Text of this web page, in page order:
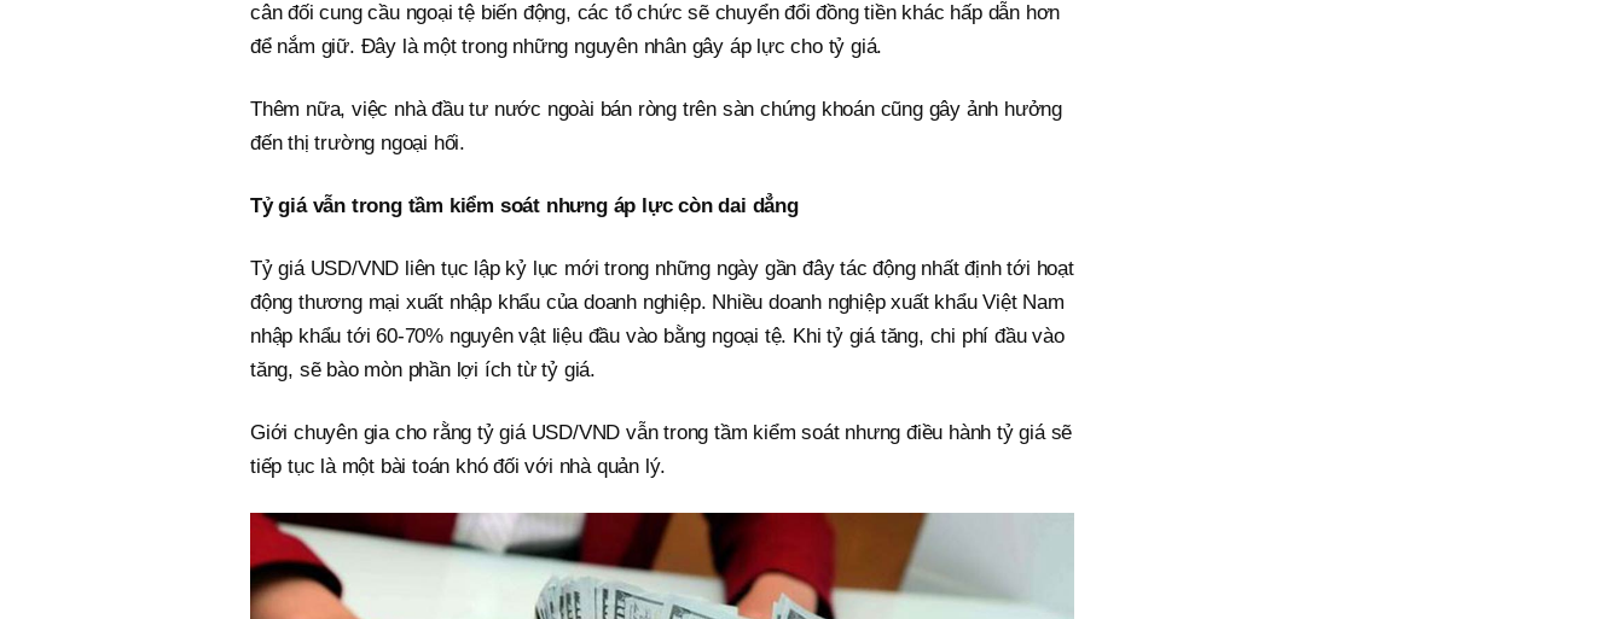
cân đối cung cầu ngoại tệ biến động, các tổ chức sẽ chuyển đổi đồng tiền khác hấp dẫn hơn
để nắm giữ. Đây là một trong những nguyên nhân gây áp lực cho tỷ giá.
Thêm nữa, việc nhà đầu tư nước ngoài bán ròng trên sàn chứng khoán cũng gây ảnh hưởng
đến thị trường ngoại hối.
Tỷ giá vẫn trong tầm kiểm soát nhưng áp lực còn dai dẳng
Tỷ giá USD/VND liên tục lập kỷ lục mới trong những ngày gần đây tác động nhất định tới hoạt
động thương mại xuất nhập khẩu của doanh nghiệp. Nhiều doanh nghiệp xuất khẩu Việt Nam
nhập khẩu tới 60-70% nguyên vật liệu đầu vào bằng ngoại tệ. Khi tỷ giá tăng, chi phí đầu vào
tăng, sẽ bào mòn phần lợi ích từ tỷ giá.
Giới chuyên gia cho rằng tỷ giá USD/VND vẫn trong tầm kiểm soát nhưng điều hành tỷ giá sẽ
tiếp tục là một bài toán khó đối với nhà quản lý.